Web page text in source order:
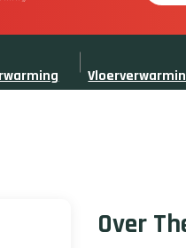
Over